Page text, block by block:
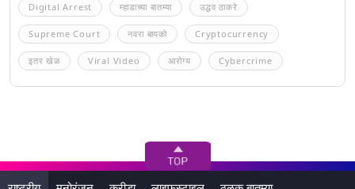
Digital Arrest म्हाडाच्या बातम्या उद्धव ठाकरे
Supreme Court नवरा बायको Cryptocurrency
इतर खेळ Viral Video आरोग्य Cybercrime